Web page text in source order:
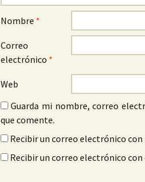
Nombre *
Correo
electrónico *
Web
Guarda mi nombre, correo
que comente.
Recibir un correo electrónico
Recibir un correo electrónico con